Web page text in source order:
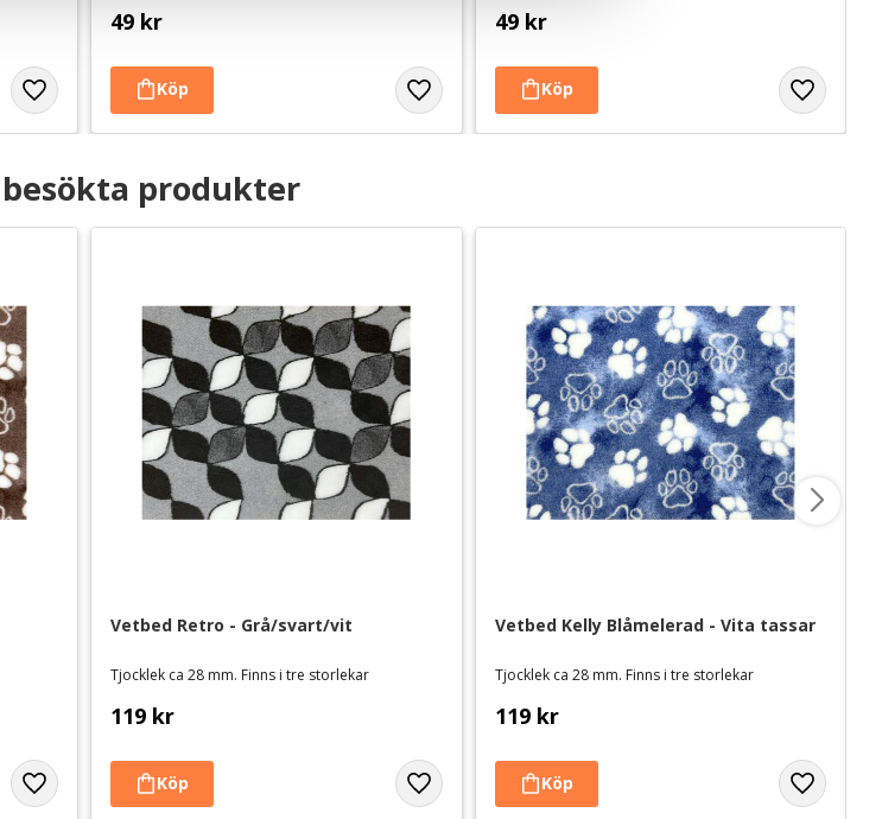
49 kr 49 kr
besökta produkter
Vetbed Retro - Grå/svart/vit
Tjocklek ca 28 mm. Finns i tre storlekar
119 kr
Vetbed Kelly Blåmelerad - Vita tassar
Tjocklek ca 28 mm. Finns i tre storlekar
119 kr